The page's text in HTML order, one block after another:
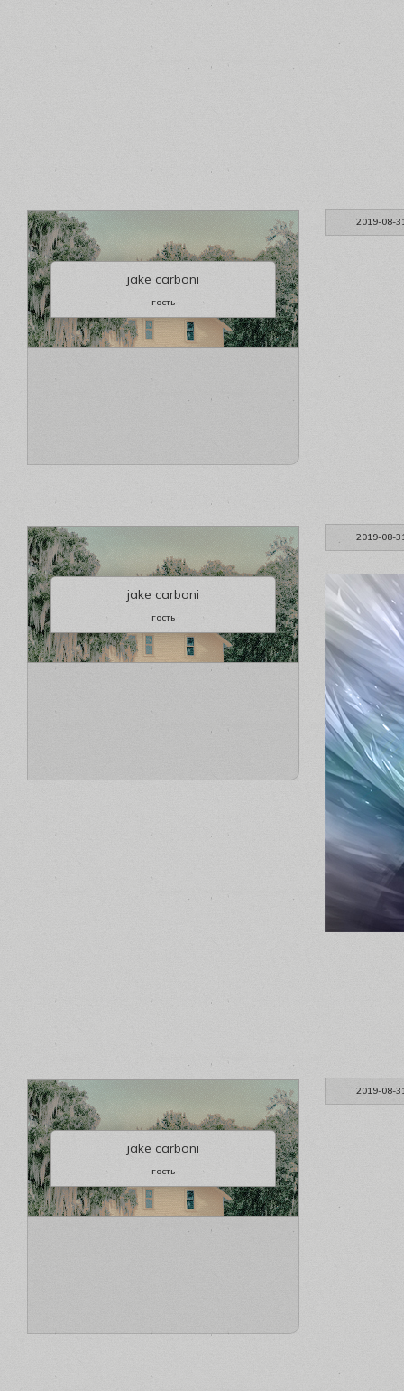
2019-08-
jake carboni
гость
2019-08-
jake carboni
гость
2019-08-
jake carboni
гость